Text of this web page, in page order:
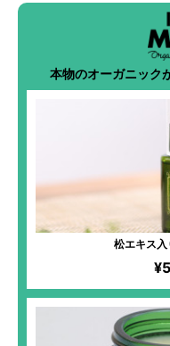
本物のオーガニック
松エキス